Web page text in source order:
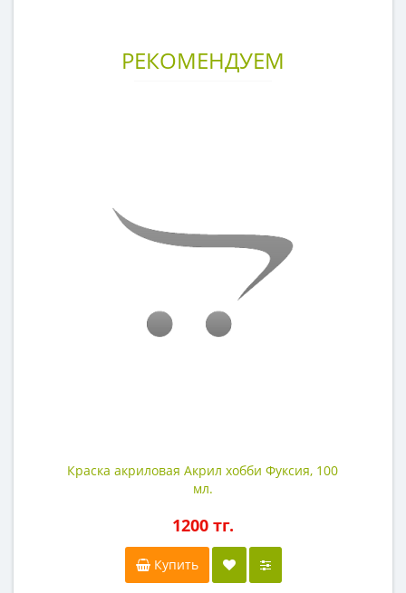
РЕКОМЕНДУЕМ
Краска акриловая Акрил хобби Фуксия, 100
мл.
1200 тг.
Купить